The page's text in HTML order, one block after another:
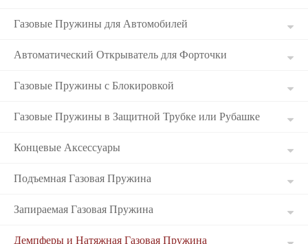
Газовые Пружины для Автомобилей
Автоматический Открыватель для Форточки
Газовые Пружины с Блокировкой
Газовые Пружины в Защитной Трубке или Рубашке
Концевые Аксессуары
Подъемная Газовая Пружина
Запираемая Газовая Пружина
Демпферы и Натяжная Газовая Пружина